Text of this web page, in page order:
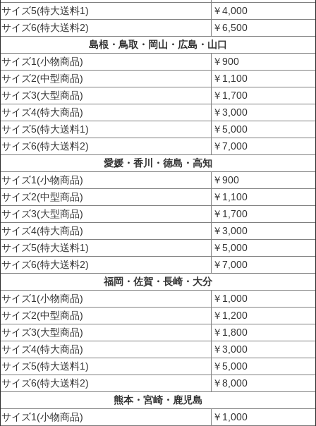
サイズ5(特大送料1)
￥4,000
サイズ6(特大送料2)
￥6,500
島根・鳥取・岡山・広島・山口
サイズ1(小物商品)
￥900
サイズ2(中型商品)
￥1,100
サイズ3(大型商品)
￥1,700
サイズ4(特大商品)
￥3,000
サイズ5(特大送料1)
￥5,000
サイズ6(特大送料2)
￥7,000
愛媛・香川・徳島・高知
サイズ1(小物商品)
￥900
サイズ2(中型商品)
￥1,100
サイズ3(大型商品)
￥1,700
サイズ4(特大商品)
￥3,000
サイズ5(特大送料1)
￥5,000
サイズ6(特大送料2)
￥7,000
福岡・佐賀・長崎・大分
サイズ1(小物商品)
￥1,000
サイズ2(中型商品)
￥1,200
サイズ3(大型商品)
￥1,800
サイズ4(特大商品)
￥3,000
サイズ5(特大送料1)
￥5,000
サイズ6(特大送料2)
￥8,000
熊本・宮崎・鹿児島
サイズ1(小物商品)
￥1,000